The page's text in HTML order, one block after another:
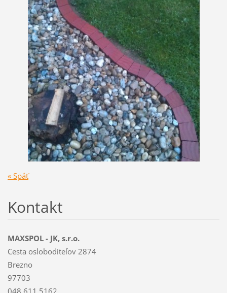
« Späť
Kontakt
MAXSPOL - JK, s.r.o.
Cesta osloboditeľov 2874
Brezno
97703
048 611 5162